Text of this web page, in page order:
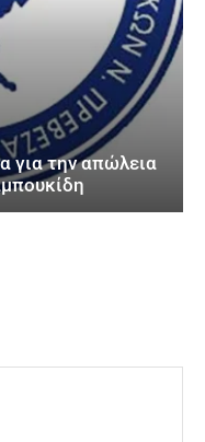
για την απώλεια